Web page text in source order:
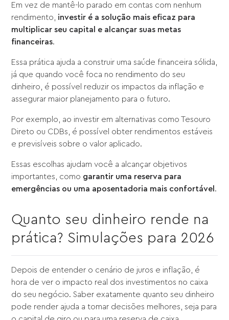
Em vez de mantê-lo parado em contas com nenhum
rendimento, investir é a solução mais eficaz para
multiplicar seu capital e alcançar suas metas
financeiras.
Essa prática ajuda a construir uma saúde financeira sólida,
já que quando você foca no rendimento do seu
dinheiro, é possível reduzir os impactos da inflação e
assegurar maior planejamento para o futuro.
Por exemplo, ao investir em alternativas como Tesouro
Direto ou CDBs, é possível obter rendimentos estáveis
e previsíveis sobre o valor aplicado.
Essas escolhas ajudam você a alcançar objetivos
importantes, como garantir uma reserva para
emergências ou uma aposentadoria mais confortável .
Quanto seu dinheiro rende na
prática? Simulações para 2026
Depois de entender o cenário de juros e inflação, é
hora de ver o impacto real dos investimentos no caixa
do seu negócio. Saber exatamente quanto seu dinheiro
pode render ajuda a tomar decisões melhores, seja para